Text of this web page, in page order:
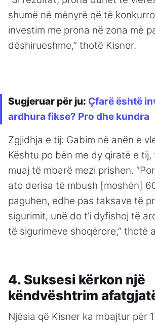
shumë në mënyrë që të
investim me prona në zona më
dëshirueshme,” thotë Kisner.
Sugjeruar për ju: Çfarë është
ardhura fikse? Pro dhe kundra
Zgjidhja e tij: Gabim në anën e
Kështu po bën me dy qiratë e
muaj të mbarë mezi prishen.
ato derisa të mbush [moshën]
paguhen, edhe pas taksave të
sigurimit, unë do t’i dyfishoj të
të sigurimeve shoqërore,” thotë
4. Suksesi kërkon një
këndvështrim
Njësia që Kisner ka mbajtur për